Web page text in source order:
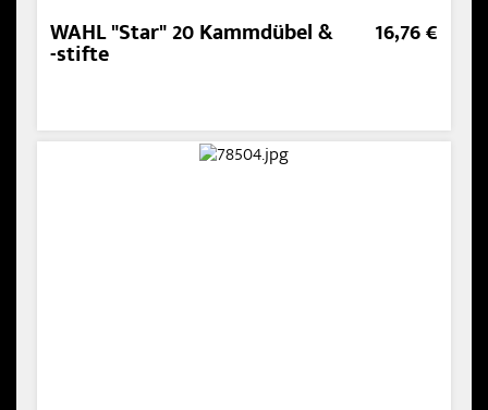
WAHL "Star" 20 Kammdübel &
-stifte
16,76 €